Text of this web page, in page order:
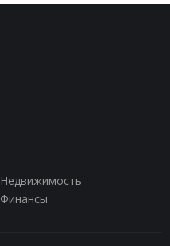
Недвижимость
Финансы